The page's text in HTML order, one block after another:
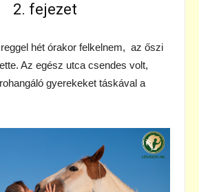
2. fejezet
hét órakor felkelnem, az őszi
Az egész utca csendes volt,
gyerekeket táskával a